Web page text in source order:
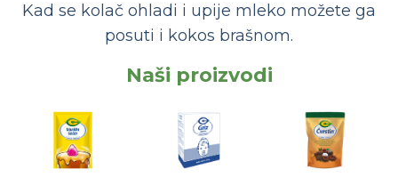
Kad se kolač ohladi i upije mleko možete ga
posuti i kokos brašnom.
Naši proizvodi